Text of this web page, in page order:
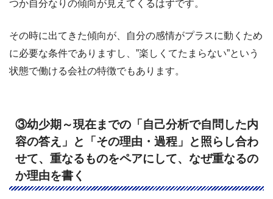
つか自分なりの傾向が見えてくるはずです。
その時に出てきた傾向が、自分の感情がプラスに動くため
に必要な条件でありますし、”楽しくてたまらない”という
状態で働ける会社の特徴でもあります。
③幼少期～現在までの「自己分析で自問した内
容の答え」と「その理由・過程」と照らし合わ
せて、重なるものをペアにして、なぜ重なるの
か理由を書く